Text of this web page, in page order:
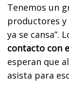
Tenemos un
productores y
ya se cansa”.
contacto con
esperan que
asista para